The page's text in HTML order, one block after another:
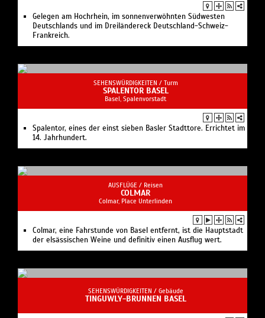
Gelegen am Hochrhein, im sonnenverwöhnten Südwesten
Deutschlands und im Dreiländereck Deutschland-Schweiz-
Frankreich.
SEHENSWÜRDIGKEITEN / Turm
SPALENTOR BASEL
Basel, Spalenvorstadt
Spalentor, eines der einst sieben Basler Stadttore. Errichtet im
14. Jahrhundert.
AUSFLÜGE / Reisen
COLMAR
Colmar, Place Unterlinden
Colmar, eine Fahrstunde von Basel entfernt, ist die Hauptstadt
der elsässischen Weine und definitiv einen Ausflug wert.
SEHENSWÜRDIGKEITEN / Gebäude
TINGUWLY-BRUNNEN BASEL